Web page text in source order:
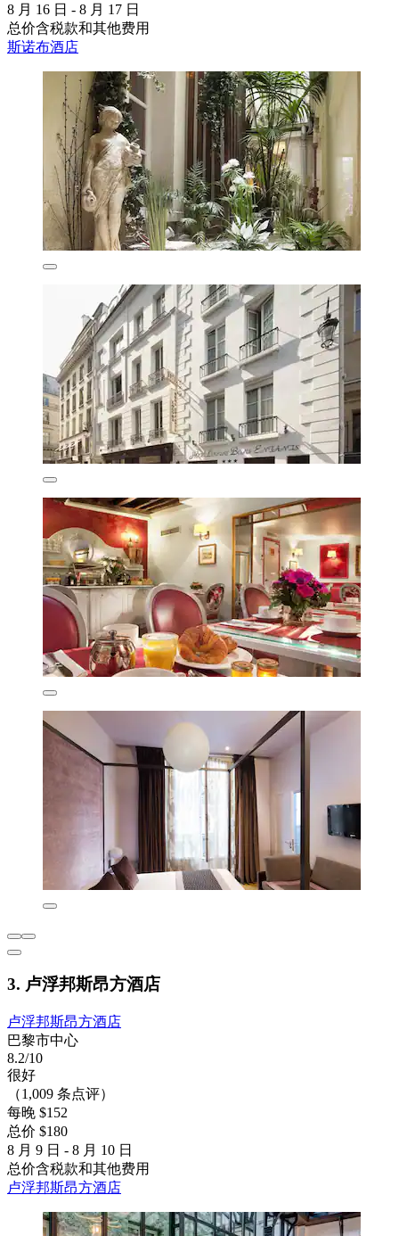
8 月 16 日 - 8 月 17 日
总价含税款和其他费用
斯诺布酒店
3. 卢浮邦斯昂方酒店
卢浮邦斯昂方酒店
巴黎市中心
8.2/10
很好
（1,009 条点评）
每晚 $152
总价 $180
8 月 9 日 - 8 月 10 日
总价含税款和其他费用
卢浮邦斯昂方酒店